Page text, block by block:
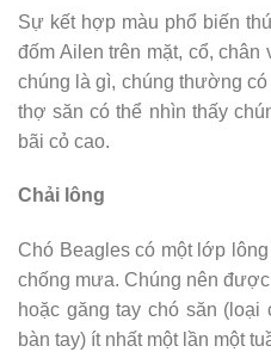
Sự kết hợp màu phổ biến
đốm Ailen trên mặt, cổ, chân
chúng là gì, chúng thường
thợ săn có thể nhìn thấy
bãi cỏ cao.
Chải lông
Chó Beagles có một lớp
chống mưa. Chúng nên
hoặc găng tay chó săn
bàn tay) ít nhất một lần một